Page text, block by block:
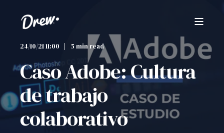
24/10/21 11:00 5 min read
Caso Adobe: Cultura
de trabajo
colaborativo